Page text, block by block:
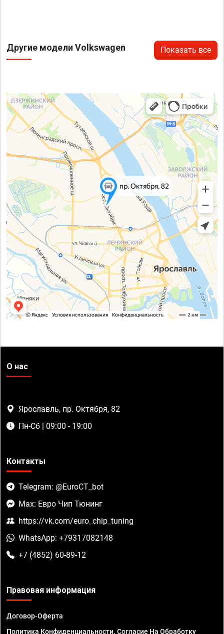
Другие модели Volkswagen Показать все
О нас
Ярославль, пр. Октября, 82
Пн-Сб | 09:00 - 19:00
Контакты
Telegram: @EuroCT_bot
Max: Евро Чип Тюнинг
https://vk.com/euro_chip_tuning
WhatsApp: +79317082148
+7 (4852) 60-89-12
Правовая информация
Договор-Оферта
Политика Конфиденциальности. Согласие На Обработку